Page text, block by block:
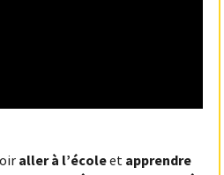
aller à l’écoleet apprendre